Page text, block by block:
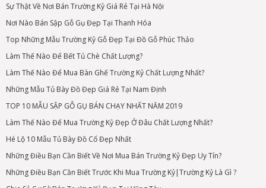
Sự Thật Về Nơi Bán Trường Kỷ Giá Rẻ Tại Hà Nội
Nơi Nào Bán Sập Gỗ Gụ Đẹp Tại Thanh Hóa
Top Những Mẫu Trường Kỷ Gỗ Đẹp Tại Đồ Gỗ Phúc Thảo
Làm Thế Nào Để Bết Tủ Chè Chất Lượng?
Làm Thế Nào Để Mua Bàn Ghế Trường Kỷ Chất Lượng Nhất?
Những Mẫu Tủ Bày Đồ Đẹp Giá Rẻ Tại Nam Định
TOP 10 MẪU SẬP GỖ GỤ BÁN CHẠY NHẤT NĂM 2019
Làm Thế Nào Để Mua Trường Kỷ Đẹp Ở Đâu Chất Lượng Nhất?
Hé Lộ 10 Mẫu Tủ Bày Đồ Cổ Đẹp Nhất
Những Điều Bạn Cần Biết Về Nơi Mua Bán Trường Kỷ Đẹp Uy Tín?
Những Điều Bạn Cần Biết Trước Khi Mua Trường Kỷ|Trường Kỷ Là Gì ?